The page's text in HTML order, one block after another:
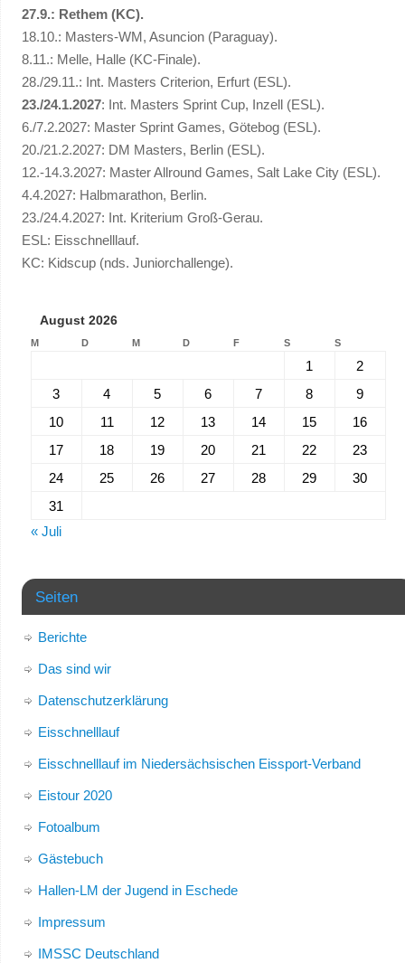
27.9.: Rethem (KC).
18.10.: Masters-WM, Asuncion (Paraguay).
8.11.: Melle, Halle (KC-Finale).
28./29.11.: Int. Masters Criterion, Erfurt (ESL).
23./24.1.2027: Int. Masters Sprint Cup, Inzell (ESL).
6./7.2.2027: Master Sprint Games, Götebog (ESL).
20./21.2.2027: DM Masters, Berlin (ESL).
12.-14.3.2027: Master Allround Games, Salt Lake City (ESL).
4.4.2027: Halbmarathon, Berlin.
23./24.4.2027: Int. Kriterium Groß-Gerau.
ESL: Eisschnelllauf.
KC: Kidscup (nds. Juniorchallenge).
August 2026
M D M D F S S
1
2
3
4 5 6 7 8
9
10
11 12 13 14 15
16
17
18 19 20 21 22
23
24
25 26 27 28 29
30
31
« Juli
Seiten
Berichte
Das sind wir
Datenschutzerklärung
Eisschnelllauf
Eisschnelllauf im Niedersächsischen Eissport-Verband
Eistour 2020
Fotoalbum
Gästebuch
Hallen-LM der Jugend in Eschede
Impressum
IMSSC Deutschland